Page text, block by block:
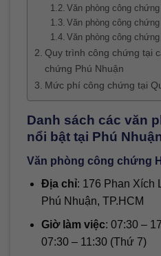
Văn phòng công
Văn phòng công
Văn phòng công
Quy trình công chứng tại
chứng Phú Nhuận
Mức phí công chứng tại
Danh sách các văn
nổi bật tại Phú
Văn phòng công chứng
Địa chỉ: 176 Phan Xích
Phú Nhuận, TP.HCM
Giờ làm việc: 07:30 –
07:30 – 11:30 (Thứ 7)